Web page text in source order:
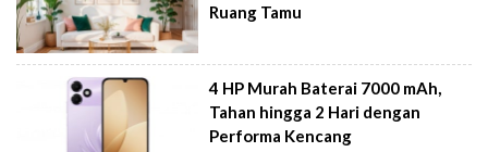
Ruang Tamu
4 HP Murah Baterai 7000 mAh,
Tahan hingga 2 Hari dengan
Performa Kencang